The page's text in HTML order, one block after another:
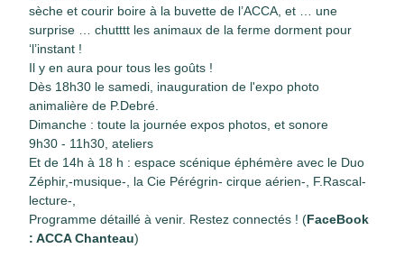
sèche et courir boire à la buvette de l’ACCA, et … une
surprise … chutttt les animaux de la ferme dorment pour
‘l’instant !
Il y en aura pour tous les goûts !
Dès 18h30 le samedi, inauguration de l'expo photo
animalière de P.Debré.
Dimanche : toute la journée expos photos, et sonore
9h30 - 11h30, ateliers
Et de 14h à 18 h : espace scénique éphémère avec le Duo
Zéphir,-musique-, la Cie Pérégrin- cirque aérien-, F.Rascal-
lecture-,
Programme détaillé à venir. Restez connectés ! (FaceBook
: ACCA Chanteau)